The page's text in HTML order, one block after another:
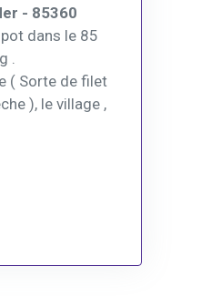
- 85360
dans le 85
.
( Sorte de filet
), le village ,